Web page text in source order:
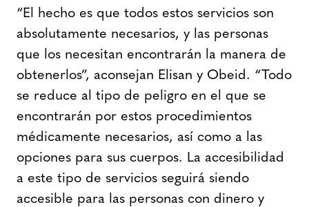
“El hecho es que todos estos servicios son
absolutamente necesarios, y las personas
que los necesitan encontrarán la manera de
obtenerlos”, aconsejan Elisan y Obeid. “Todo
se reduce al tipo de peligro en el que se
encontrarán por estos procedimientos
médicamente necesarios, así como a las
opciones para sus cuerpos. La accesibilidad
a este tipo de servicios seguirá siendo
accesible para las personas con dinero y